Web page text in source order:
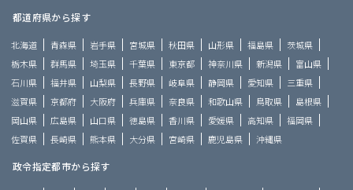
都道府県から探す
北海道 青森県 岩手県 宮城県 秋田県 山形県 福島県
茨城県
栃木県
群馬県 埼玉県 千葉県 東京都 神奈川県 新潟県
富山県
石川県
福井県 山梨県 長野県 岐阜県 静岡県 愛知県
三重県
滋賀県
京都府 大阪府 兵庫県 奈良県 和歌山県 鳥取県
島根県
岡山県
広島県 山口県 徳島県 香川県 愛媛県 高知県
福岡県
佐賀県
長崎県 熊本県 大分県 宮崎県 鹿児島県 沖縄県
政令指定都市から探す